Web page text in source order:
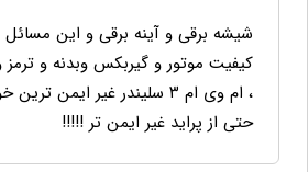
شیشه برقی و آینه برقی و این
کیفیت موتور و گیربکس وبدنه و
، ام وی ام ۳ سلیندر غیر
حتی از پراید غیر ایمن تر !!!!!